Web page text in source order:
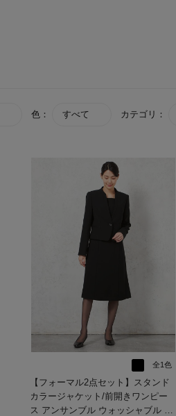
色： すべて カテゴリ：
全1色
【フォーマル2点セット】スタンド
カラージャケット/前開きワンピー
ス アンサンブル ウォッシャブル ス